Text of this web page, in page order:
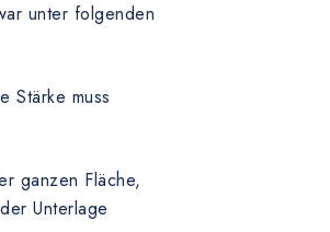
unter folgenden
Stärke muss
ganzen Fläche,
Unterlage